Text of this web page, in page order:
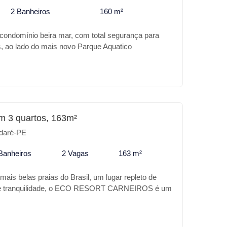
2 Banheiros 160 m²
beira mar, com total segurança para
ao lado do mais novo Parque Aquatico
, sala dois ambientes, 4 quartos, terraço e
3 quartos, 163m²
PE
2 Vagas 163 m²
belas praias do Brasil, um lugar repleto de
tranquilidade, o ECO RESORT CARNEIROS é um
excelente localização ao lado da famosa